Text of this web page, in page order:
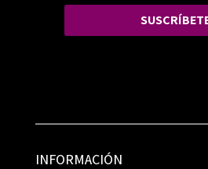
INFORMACIÓN